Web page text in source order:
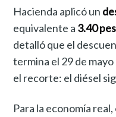
Hacienda aplicó un
equivalente a 3.40
detalló que el
termina el 29 de mayo
el recorte: el diésel
Para la economía